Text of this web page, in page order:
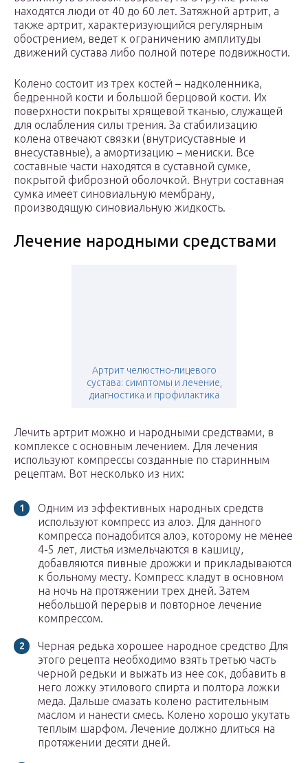
находятся люди от 40 до 60 лет. Затяжной артрит, а
также артрит, характеризующийся регулярным
обострением, ведет к ограничению амплитуды
движений сустава либо полной потере подвижности.
Колено состоит из трех костей – надколенника,
бедренной кости и большой берцовой кости. Их
поверхности покрыты хрящевой тканью, служащей
для ослабления силы трения. За стабилизацию
колена отвечают связки (внутрисуставные и
внесуставные), а амортизацию – мениски. Все
составные части находятся в суставной сумке,
покрытой фиброзной оболочкой. Внутри составная
сумка имеет синовиальную мембрану,
производящую синовиальную жидкость.
Лечение народными средствами
Артрит челюстно-лицевого
сустава: симптомы и лечение,
диагностика и профилактика
Лечить артрит можно и народными средствами, в
комплексе с основным лечением. Для лечения
используют компрессы созданные по старинным
рецептам. Вот несколько из них:
Одним из эффективных народных средств
используют компресс из алоэ. Для данного
компресса понадобится алоэ, которому не менее
4-5 лет, листья измельчаются в кашицу,
добавляются пивные дрожжи и прикладываются
к больному месту. Компресс кладут в основном
на ночь на протяжении трех дней. Затем
небольшой перерыв и повторное лечение
компрессом.
Черная редька хорошее народное средство Для
этого рецепта необходимо взять третью часть
черной редьки и выжать из нее сок, добавить в
него ложку этилового спирта и полтора ложки
меда. Дальше смазать колено растительным
маслом и нанести смесь. Колено хорошо укутать
теплым шарфом. Лечение должно длиться на
протяжении десяти дней.